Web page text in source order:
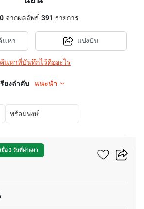
จากผลลัพธ์ 391 รายการ
นหา
นหาที่บันทึกไว้คืออะไร
แบ่งปัน
รียงลำดับ แนะนำ
พร้อมพงษ์
มื่อ 3 วันที่ผ่านมา
าม 9